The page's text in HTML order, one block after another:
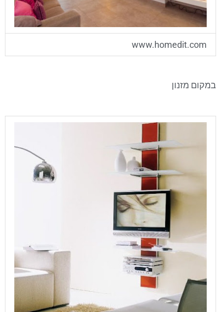
www.homedit.com
במקום מזנון